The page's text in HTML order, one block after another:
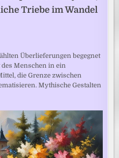
Triebe im Wandel
Überlieferungen begegnet
Menschen in ein
die Grenze zwischen
Mythische Gestalten